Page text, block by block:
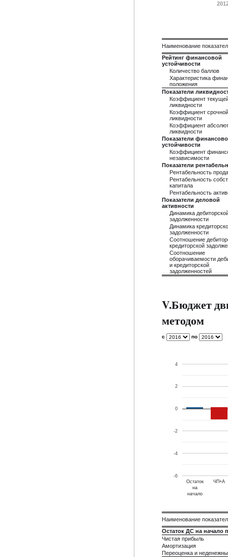
Наименование
Рейтинг финансовой
устойчивости
Количество баллов
Характеристика
положения
Показатели
Коэффициент
ликвидности
Коэффициент срочной
ликвидности
Коэффициент
ликвидности
Показатели
устойчивости
Коэффициент
независимости
Показатели
Рентабельность
Рентабельность
капитала
Рентабельность
Показатели деловой
активности
Динамика
задолженности
Динамика
задолженности
Соотношение
кредиторской
Соотношение
оборачиваемости
и кредиторской
задолженностей
V.Бюджет
методом
с по
Остаток
на
начало
ЧП+А
-6
-4
-2
0
2
4
Наименование
Остаток ДС на начало
Чистая прибыль
Амортизация
Переоценка и